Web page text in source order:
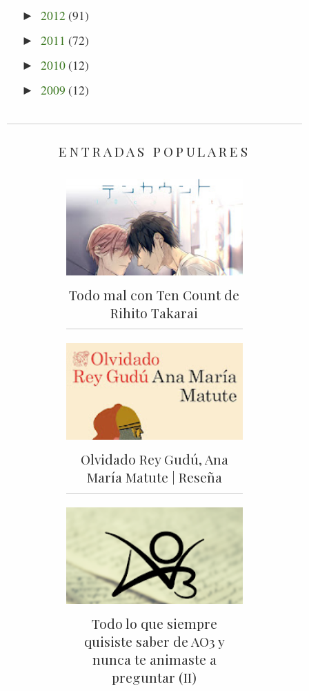
►2012(91)
►2011 (72)
►2010(12)
►2009 (12)
ENTRADAS POPULARES
Todo mal con Ten Count de
Rihito Takarai
Olvidado Rey Gudú, Ana
María Matute | Reseña
Todo lo que siempre
quisiste saber de AO3 y
nunca te animaste a
preguntar (II)